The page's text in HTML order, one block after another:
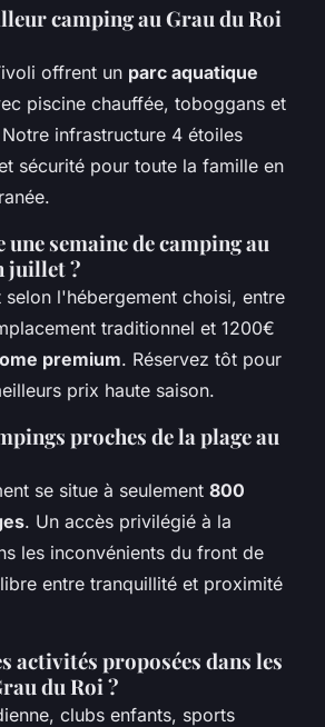
camping au Grau du Roi
offrent un parc aquatique
piscine chauffée, toboggans et
infrastructure 4 étoiles
sécurité pour toute la famille en
semaine de camping au
juillet ?
selon l'hébergement choisi, entre
traditionnel et 1200€
premium. Réservez tôt pour
prix haute saison.
proches de la plage au
se situe à seulement 800
. Un accès privilégié à la
les inconvénients du front de
entre tranquillité et proximité
activités proposées dans les
du Roi ?
clubs enfants, sports